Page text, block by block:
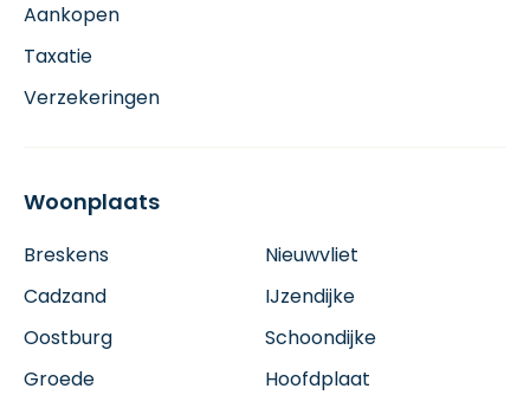
Aankopen
Taxatie
Verzekeringen
Woonplaats
Breskens
Nieuwvliet
Cadzand
IJzendijke
Oostburg
Schoondijke
Groede
Hoofdplaat